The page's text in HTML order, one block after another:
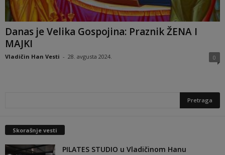
Danas je Velika Gospojina: Praznik ŽENA I
MAJKI
Vladičin Han Vesti - 28. avgusta 2024. 0
Skorašnje vesti
PILATES STUDIO u Vladičinom Hanu